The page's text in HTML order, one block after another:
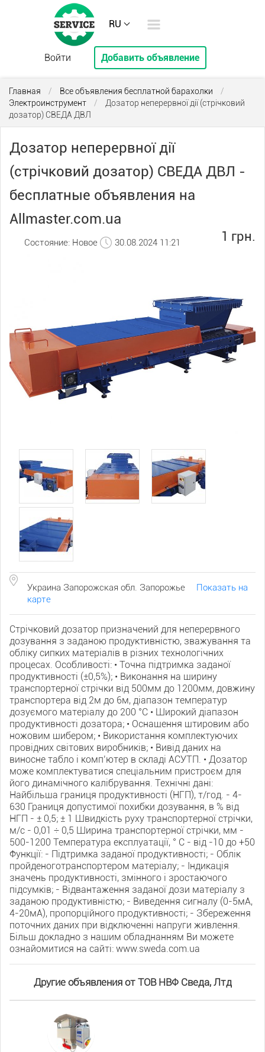
RU
Войти Добавить объявление
Главная / Все объявления бесплатной барахолки
/
Электроинструмент
/
Дозатор неперервної дії (стрічковий
дозатор) СВЕДА ДВЛ
Дозатор неперервної дії
(стрічковий дозатор) СВЕДА ДВЛ -
бесплатные объявления на
Allmaster.com.ua
1 грн.
Состояние: Новое 30.08.2024 11:21
Украина Запорожская обл. Запорожье
Показать на
карте
Стрічковий дозатор призначений для неперервного
дозування з заданою продуктивністю, зважування та
обліку сипких матеріалів в різних технологічних
процесах. Особливості: • Точна підтримка заданої
продуктивності (±0,5%); • Виконання на ширину
транспортерної стрічки від 500мм до 1200мм, довжину
транспортера від 2м до 6м, діапазон температур
дозуємого матеріалу до 200 °С • Широкий діапазон
продуктивності дозатора; • Оснащення штировим або
ножовим шибером; • Використання комплектуючих
провідних світових виробників; • Вивід даних на
виносне табло і комп’ютер в складі АСУТП. • Дозатор
може комплектуватися спеціальним пристроєм для
його динамічного калібрування. Технічні дані:
Найбільша границя продуктивності (НГП), т/год. - 4-
630 Границя допустимої похибки дозування, в % від
НГП - ± 0,5; ± 1 Швидкість руху транспортерної стрічки,
м/с - 0,01 ÷ 0,5 Ширина транспортерної стрічки, мм -
500-1200 Температура експлуатації, ° С - від -10 до +50
Функції: - Підтримка заданої продуктивності; - Облік
пройденоготранспортером матеріалу; - Індикація
значень продуктивності, змінного і зростаючого
підсумків; - Відвантаження заданої дози матеріалу з
заданою продуктивністю; - Виведення сигналу (0-5мА,
4-20мА), пропорційного продуктивності; - Збереження
поточних даних при відключенні напруги живлення.
Більш докладно з нашим обладнанням Ви можете
ознайомитися на сайті: www.sweda.com.ua
Другие объявления от ТОВ НВФ Сведа, Лтд